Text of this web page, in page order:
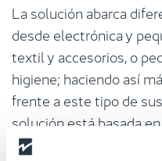
La solución abarca
desde electrónica y
textil y accesorios, o
higiene; haciendo así
frente a este tipo de
solución está basada
“Electronic Article